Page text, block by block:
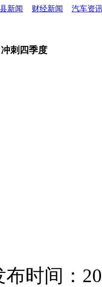
新闻 财经新闻
汽车资
刺四季度
时间：